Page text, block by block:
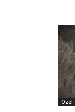
Özel